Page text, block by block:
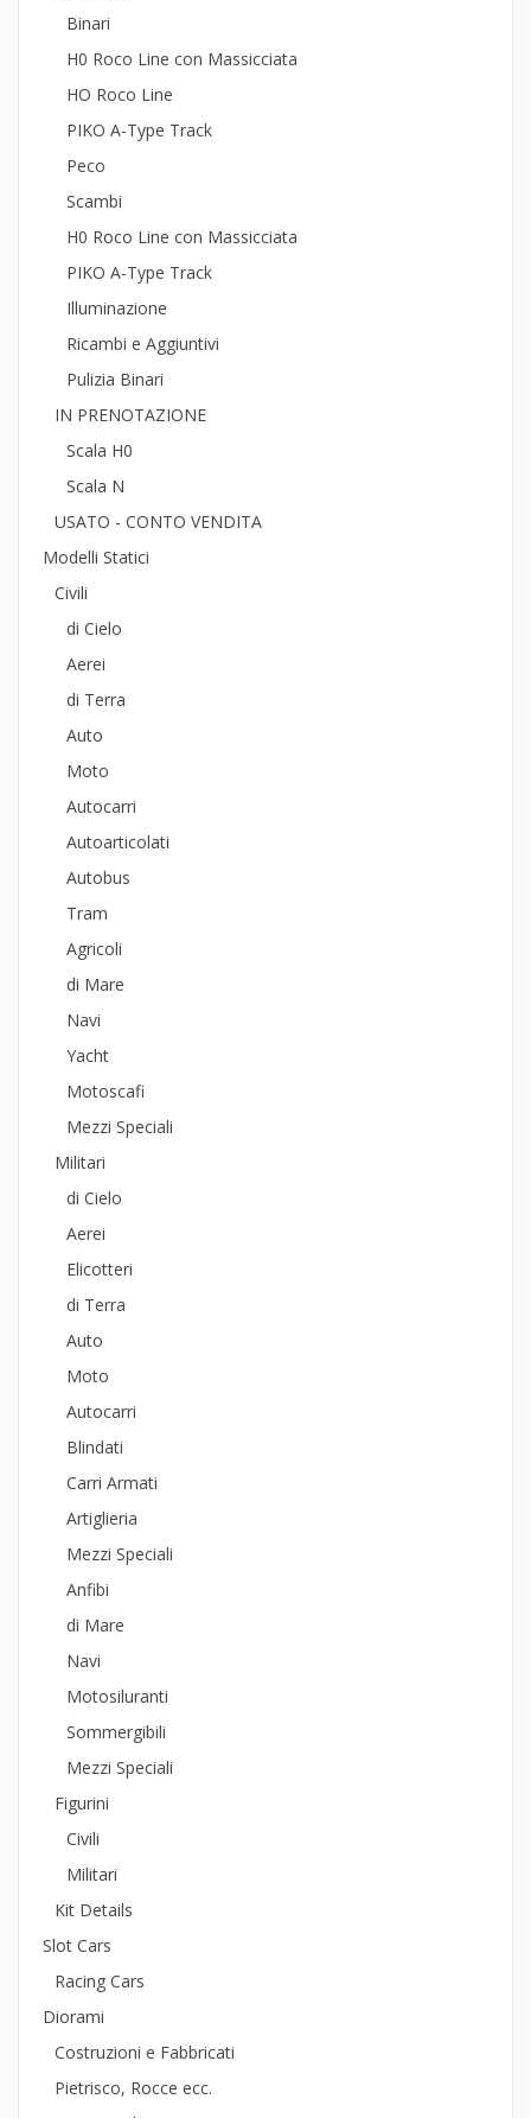
Binari
H0 Roco Line con Massicciata
HO Roco Line
PIKO A-Type Track
Peco
Scambi
H0 Roco Line con Massicciata
PIKO A-Type Track
Illuminazione
Ricambi e Aggiuntivi
Pulizia Binari
IN PRENOTAZIONE
Scala H0
Scala N
USATO - CONTO VENDITA
Modelli Statici
Civili
di Cielo
Aerei
di Terra
Auto
Moto
Autocarri
Autoarticolati
Autobus
Tram
Agricoli
di Mare
Navi
Yacht
Motoscafi
Mezzi Speciali
Militari
di Cielo
Aerei
Elicotteri
di Terra
Auto
Moto
Autocarri
Blindati
Carri Armati
Artiglieria
Mezzi Speciali
Anfibi
di Mare
Navi
Motosiluranti
Sommergibili
Mezzi Speciali
Figurini
Civili
Militari
Kit Details
Slot Cars
Racing Cars
Diorami
Costruzioni e Fabbricati
Pietrisco, Rocce ecc.